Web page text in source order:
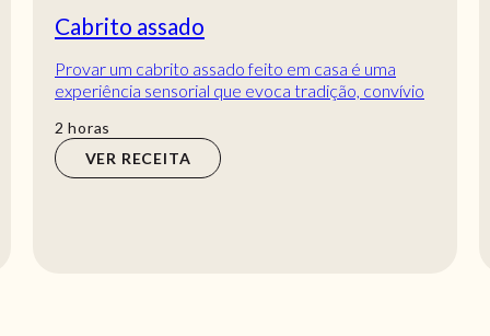
Bolinhos de arroz com presunto
Receita de Bolinhos de arroz com presunto.
Descubra como cozinhar a receita de Bolinhos de
1hora
hora
VER RECEITA